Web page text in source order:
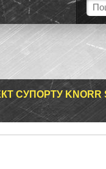
СУПОРТУ KNORR